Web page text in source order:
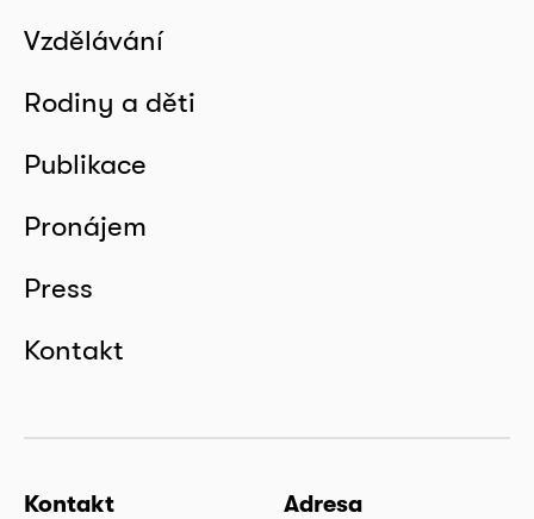
Vzdělávání
Rodiny a děti
Publikace
Pronájem
Press
Kontakt
Kontakt Adresa